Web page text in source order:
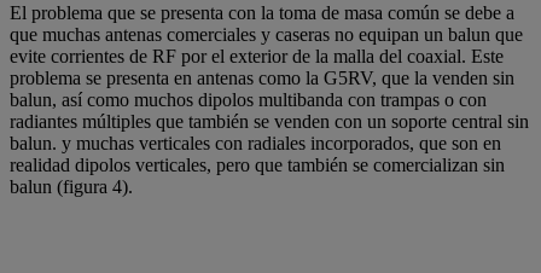
El problema que se presenta con la toma de masa común se debe a
que muchas antenas comerciales y caseras no equipan un balun que
evite corrientes de RF por el exterior de la malla del coaxial. Este
problema se presenta en antenas como la G5RV, que la venden sin
balun, así como muchos dipolos multibanda con trampas o con
radiantes múltiples que también se venden con un soporte central sin
balun. y muchas verticales con radiales incorporados, que son en
realidad dipolos verticales, pero que también se comercializan sin
balun (figura 4).